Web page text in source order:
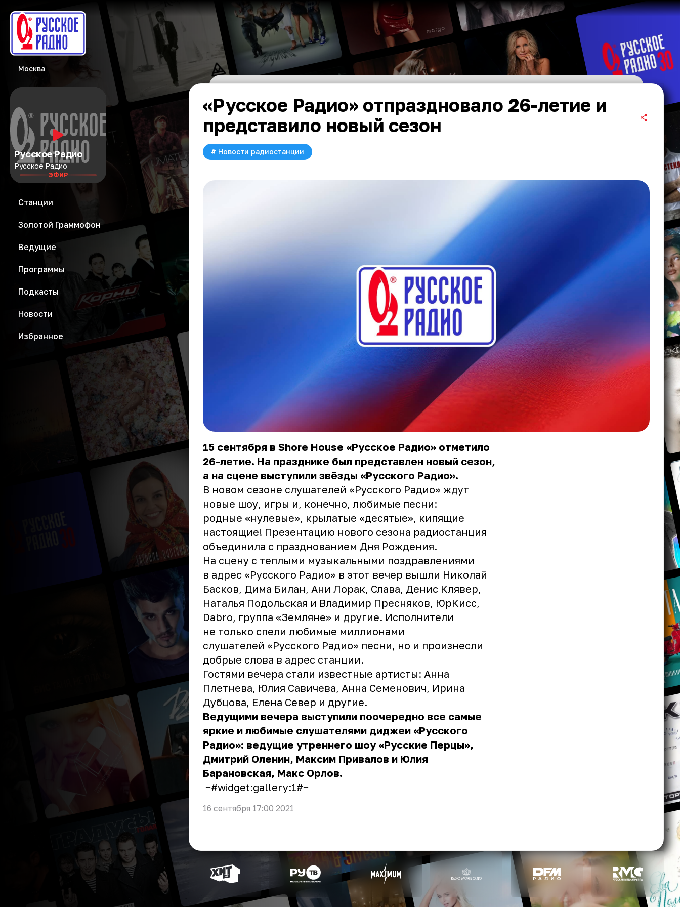
Москва
Русское Радио
Русское Радио
ЭФИР
Станции
Золотой Граммофон
Ведущие
Программы
Подкасты
Новости
Избранное
«Русское Радио» отпраздновало 26-летие и
представило новый сезон
# Новости радиостанции
15 сентября в Shore House «Русское Радио» отметило
26-летие. На празднике был представлен новый сезон,
а на сцене выступили звёзды «Русского Радио».
В новом сезоне слушателей «Русского Радио» ждут
новые шоу, игры и, конечно, любимые песни:
родные «нулевые», крылатые «десятые», кипящие
настоящие! Презентацию нового сезона радиостанция
объединила с празднованием Дня Рождения.
На сцену с теплыми музыкальными поздравлениями
в адрес «Русского Радио» в этот вечер вышли Николай
Басков, Дима Билан, Ани Лорак, Слава, Денис Клявер,
Наталья Подольская и Владимир Пресняков, ЮрКисс,
Dabro, группа «Земляне» и другие. Исполнители
не только спели любимые миллионами
слушателей «Русского Радио» песни, но и произнесли
добрые слова в адрес станции.
Гостями вечера стали известные артисты: Анна
Плетнева, Юлия Савичева, Анна Семенович, Ирина
Дубцова, Елена Север и другие.
Ведущими вечера выступили поочередно все самые
яркие и любимые слушателями диджеи «Русского
Радио»: ведущие утреннего шоу «Русские Перцы»,
Дмитрий Оленин, Максим Привалов и Юлия
Барановская, Макс Орлов.
~#widget:gallery:1#~
16 сентября 17:00 2021